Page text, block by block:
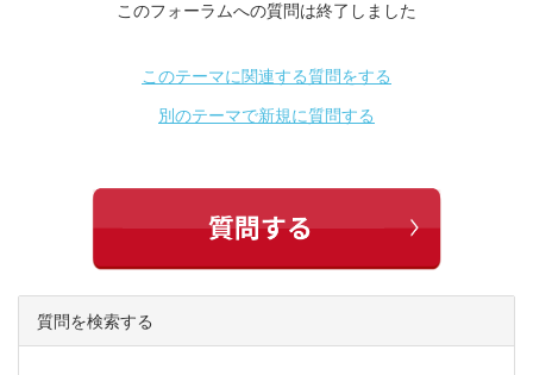
このフォーラムへの質問は終了しました
このテーマに関連する質問をする
別のテーマで新規に質問する
質問を検索する